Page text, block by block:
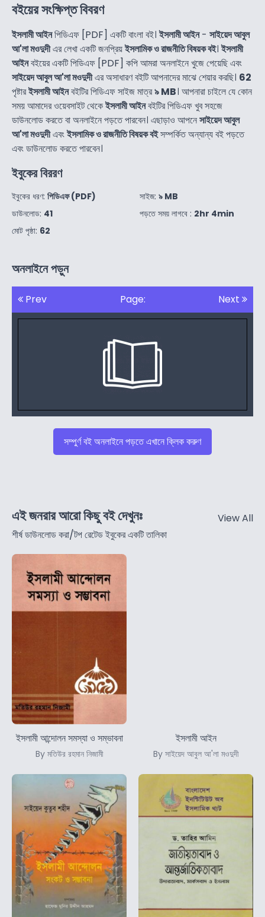
বইয়ের সংক্ষিপ্ত বিবরণ
ইসলামী আইনপিডিএফ [PDF] একটি বাংলা বই। ইসলামী আইন- সাইয়েদ আবুল
আ'লা মওদুদীএর লেখা একটি জনপ্রিয়ইসলামিক ও রাজনীতি বিষয়ক বই। ইসলামী
আইনবইয়ের একটি পিডিএফ [PDF] কপি আমরা অনলাইনে খুজে পেয়েছি এবং
সাইয়েদ আবুল আ'লা মওদুদীএর অসাধারণ বইটি আপনাদের মাঝে শেয়ার করছি। 62
পৃষ্টারইসলামী আইনবইটির পিডিএফ সাইজ মাত্র৯ MB। আপনারা চাইলে যে কোন
সময় আমাদের ওয়েবসাইট থেকেইসলামী আইনবইটির পিডিএফ খুব সহজে
ডাউনলোড করতে বা অনলাইনে পড়তে পারবেন। এছাড়াও আপনেসাইয়েদ আবুল
আ'লা মওদুদীএবংইসলামিক ও রাজনীতি বিষয়ক বইসম্পর্কিত অন্যান্য বই পড়তে
এবং ডাউনলোড করতে পারবেন।
ইবুকের বিররণ
ইবুকের ধরণ: পিডিএফ (PDF)
ডাউনলোড: 41
মোট পৃষ্ঠা: 62
সাইজ: ৯ MB
পড়তে সময় লাগবে : 2hr 4min
অনলাইনে পড়ুন
Prev Page: Next
সম্পুর্ণ বই অনলাইনে পড়তে এখানে ক্লিক করুণ
এই জনরার আরো কিছু বই দেখুনঃ
শীর্ষ ডাউনলোড করা/টপ রেটেড ইবুকের একটি তালিকা
View All
ইসলামী আন্দোলন সমস্যা ও সম্ভাবনা
By মতিউর রহমান নিজামী
ইসলামী আইন
By সাইয়েদ আবুল আ'লা মওদুদী